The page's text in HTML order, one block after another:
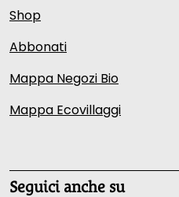
Shop
Abbonati
Mappa Negozi Bio
Mappa Ecovillaggi
Seguici anche su